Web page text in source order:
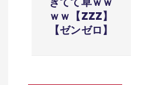
ｗｗ【ZZZ】
【ゼンゼロ】